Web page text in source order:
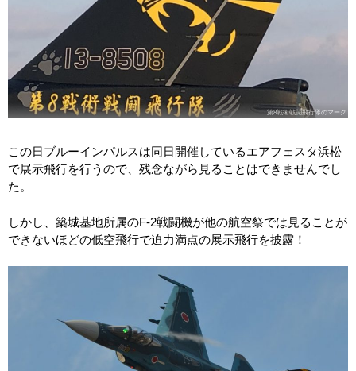
第8戦術戦闘飛行隊のマーク
この日ブルーインパルスは同日開催しているエアフェスタ浜松
で展示飛行を行うので、残念ながら見ることはできませんでし
た。
しかし、築城基地所属のF-2戦闘機が他の航空祭では見ることが
できないほどの低空飛行で迫力満点の展示飛行を披露！